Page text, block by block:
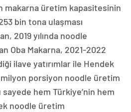
makarna üretim kapasitesinin
bin tona ulaşması
2019 yılında noodle
Oba Makarna, 2021-2022
ilave yatırımlar ile Hendek
milyon porsiyon noodle üretim
hem Türkiye’nin hem
noodle üretim